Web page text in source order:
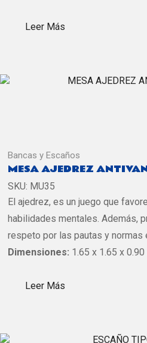
Leer Más
Bancas y Escaños
MESA AJEDREZ
SKU: MU35
El ajedrez, es un juego que
habilidades mentales. Además,
respeto por las pautas y normas
Dimensiones: 1.65 x 1.65 x 0.90
Leer Más